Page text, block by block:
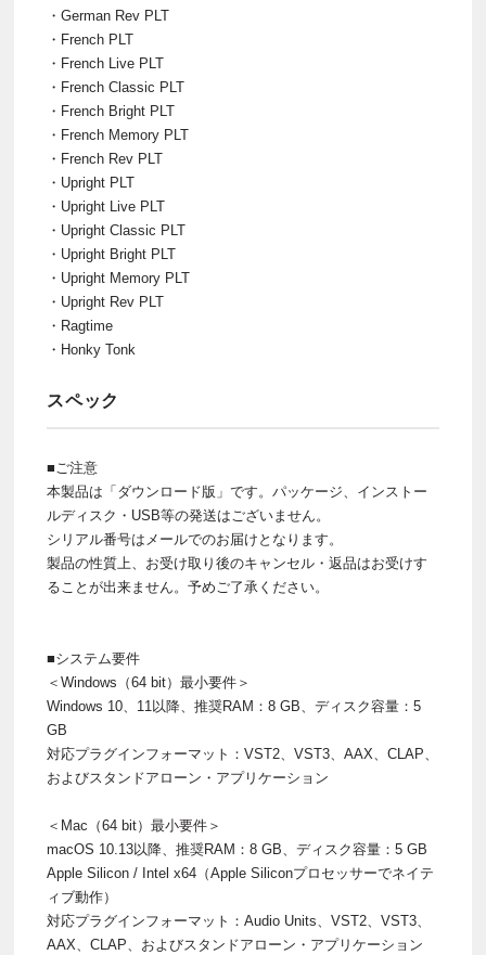
・German Rev PLT
・French PLT
・French Live PLT
・French Classic PLT
・French Bright PLT
・French Memory PLT
・French Rev PLT
・Upright PLT
・Upright Live PLT
・Upright Classic PLT
・Upright Bright PLT
・Upright Memory PLT
・Upright Rev PLT
・Ragtime
・Honky Tonk
スペック
■ご注意
本製品は「ダウンロード版」です。パッケージ、インストー
ルディスク・USB等の発送はございません。
シリアル番号はメールでのお届けとなります。
製品の性質上、お受け取り後のキャンセル・返品はお受けす
ることが出来ません。予めご了承ください。
■システム要件
＜Windows（64 bit）最小要件＞
Windows 10、11以降、推奨RAM：8 GB、ディスク容量：5
GB
対応プラグインフォーマット：VST2、VST3、AAX、CLAP、
およびスタンドアローン・アプリケーション
＜Mac（64 bit）最小要件＞
macOS 10.13以降、推奨RAM：8 GB、ディスク容量：5 GB
Apple Silicon / Intel x64（Apple Siliconプロセッサーでネイテ
ィブ動作）
対応プラグインフォーマット：Audio Units、VST2、VST3、
AAX、CLAP、およびスタンドアローン・アプリケーション